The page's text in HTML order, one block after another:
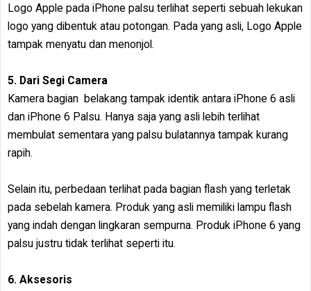
Logo Apple pada iPhone palsu terlihat seperti sebuah lekukan
logo yang dibentuk atau potongan. Pada yang asli, Logo Apple
tampak menyatu dan menonjol.
5. Dari Segi Camera
Kamera bagian belakang tampak identik antara iPhone 6 asli
dan iPhone 6 Palsu. Hanya saja yang asli lebih terlihat
membulat sementara yang palsu bulatannya tampak kurang
rapih.
Selain itu, perbedaan terlihat pada bagian flash yang terletak
pada sebelah kamera. Produk yang asli memiliki lampu flash
yang indah dengan lingkaran sempurna. Produk iPhone 6 yang
palsu justru tidak terlihat seperti itu.
6. Aksesoris